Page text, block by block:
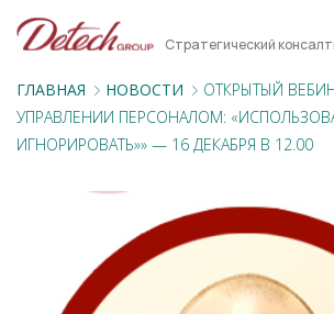
Стратегический
ГЛАВНАЯ НОВОСТИ
ОТКРЫТЫЙ
УПРАВЛЕНИИ ПЕРСОНАЛОМ:
ИГНОРИРОВАТЬ»» — 16 ДЕКАБРЯ В 12.00